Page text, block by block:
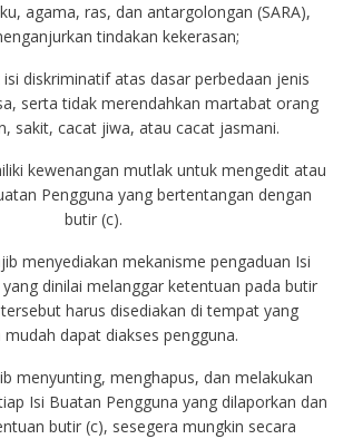
agama, ras, dan antargolongan (SARA),
tindakan kekerasan;
diskriminatif atas dasar perbedaan jenis
serta tidak merendahkan martabat orang
sakit, cacat jiwa, atau cacat jasmani.
kewenangan mutlak untuk mengedit atau
Pengguna yang bertentangan dengan
butir (c).
menyediakan mekanisme pengaduan Isi
dinilai melanggar ketentuan pada butir
harus disediakan di tempat yang
mudah dapat diakses pengguna.
menyunting, menghapus, dan melakukan
Isi Buatan Pengguna yang dilaporkan dan
butir (c), sesegera mungkin secara